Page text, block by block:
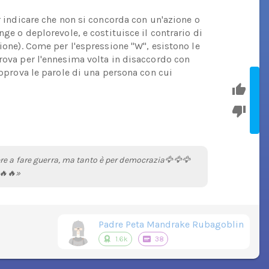
che non si concorda con un'azione o
o deplorevole, e costituisce il contrario di
Come per l'espressione "W", esistono le
per l'ennesima volta in disaccordo con
le parole di una persona con cui
a fare guerra, ma tanto è per democrazia🦅🦅🦅
Padre Peta Mandrake Rubagoblin
1.6k 38